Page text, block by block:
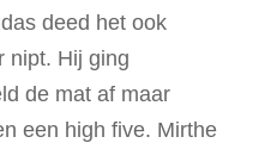
deed het ook
nipt. Hij ging
de mat af maar
een high five. Mirthe